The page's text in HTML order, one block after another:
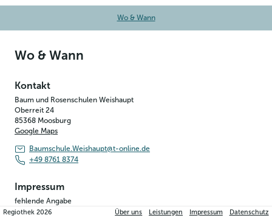
Wo & Wann
Wo & Wann
Kontakt
Baum und Rosenschulen Weishaupt
Oberreit 24
85368 Moosburg
Google Maps
Baumschule.Weishaupt@t-online.de
+49 8761 8374
Impressum
fehlende Angabe
Regiothek2026 Über uns Leistungen Impressum Datenschutz